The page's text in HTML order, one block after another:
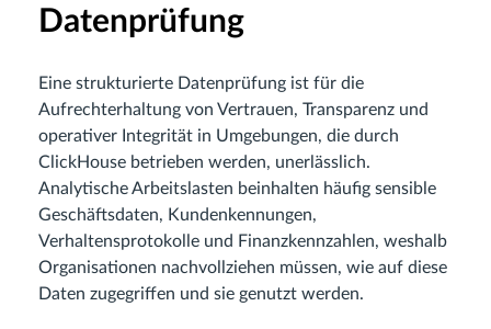
Datenprüfung
Eine strukturierte Datenprüfung ist für die
Aufrechterhaltung von Vertrauen, Transparenz und
operativer Integrität in Umgebungen, die durch
ClickHouse betrieben werden, unerlässlich.
Analytische Arbeitslasten beinhalten häufig sensible
Geschäftsdaten, Kundenkennungen,
Verhaltensprotokolle und Finanzkennzahlen, weshalb
Organisationen nachvollziehen müssen, wie auf diese
Daten zugegriffen und sie genutzt werden.